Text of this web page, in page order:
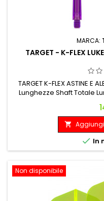
MARCA:
TARGET - K-FLEX
TARGET K-FLEX ASTINE E
Lunghezze Shaft Totale

 In
Non disponibile